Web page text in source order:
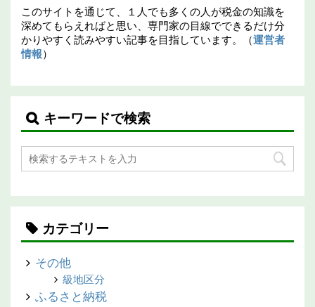
このサイトを通じて、１人でも多くの人が税金の知識を
深めてもらえればと思い、専門家の目線でできるだけ分
かりやすく読みやすい記事を目指しています。（運営者
情報）
キーワードで検索
カテゴリー
その他
級地区分
ふるさと納税